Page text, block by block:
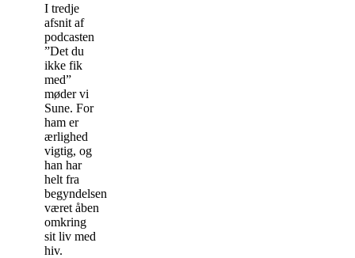
I tredje
afsnit af
podcasten
”Det du
ikke fik
med”
møder vi
Sune. For
ham er
ærlighed
vigtig, og
han har
helt fra
begyndelsen
været åben
omkring
sit liv med
hiv.